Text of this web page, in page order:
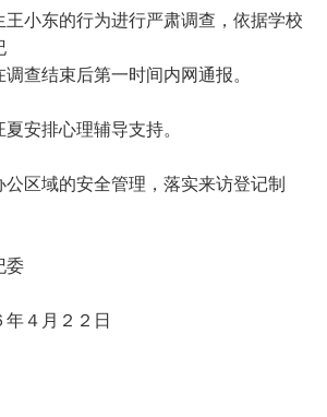
小东的行为进行严肃调查，依据学校
查结束后第一时间内网通报。
排心理辅导支持。
域的安全管理，落实来访登记制
委
４月２２日